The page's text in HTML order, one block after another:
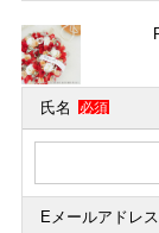
氏名 必須
Eメールアドレス